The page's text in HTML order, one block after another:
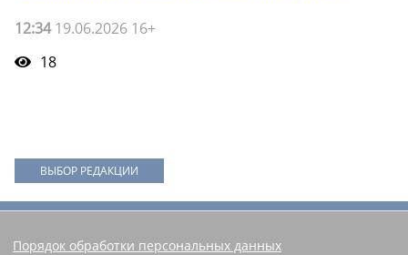
12:3419.06.2026 16+
18
ВЫБОР РЕДАКЦИИ
Порядок обработки персональных данных